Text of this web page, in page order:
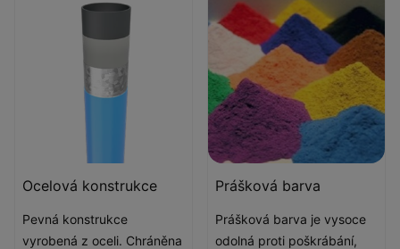
Ocelová konstrukce
Pevná konstrukce
vyrobená z oceli. Chráněna
Prášková barva
Prášková barva je vysoce
odolná proti poškrábání,